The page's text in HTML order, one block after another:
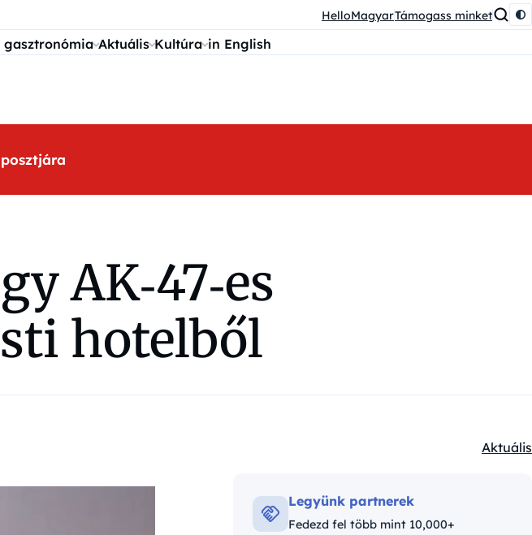
HelloMagyarTámogass minket
gasztronómia Aktuális Kultúra in English
AK‑47‑es
hotelből
Aktuális
Legyünk partnerek
Fedezd fel több mint 10,000+